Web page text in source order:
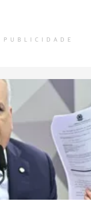
PUBLICIDADE